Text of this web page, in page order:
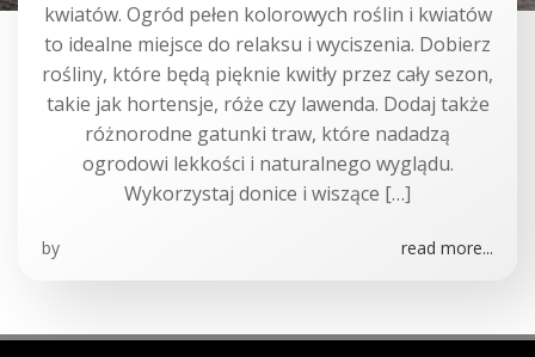
kwiatów. Ogród pełen kolorowych roślin i kwiatów
to idealne miejsce do relaksu i wyciszenia. Dobierz
rośliny, które będą pięknie kwitły przez cały sezon,
takie jak hortensje, róże czy lawenda. Dodaj także
różnorodne gatunki traw, które nadadzą
ogrodowi lekkości i naturalnego wyglądu.
Wykorzystaj donice i wiszące […]
by read more...